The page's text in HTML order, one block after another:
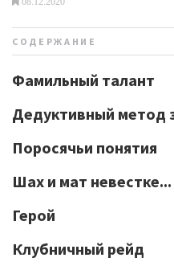
СОДЕРЖАНИЕ
Фамильный талант
Дедуктивный метод
Поросячьи понятия
Шах и мат невестке...
Герой
Клубничный рейд